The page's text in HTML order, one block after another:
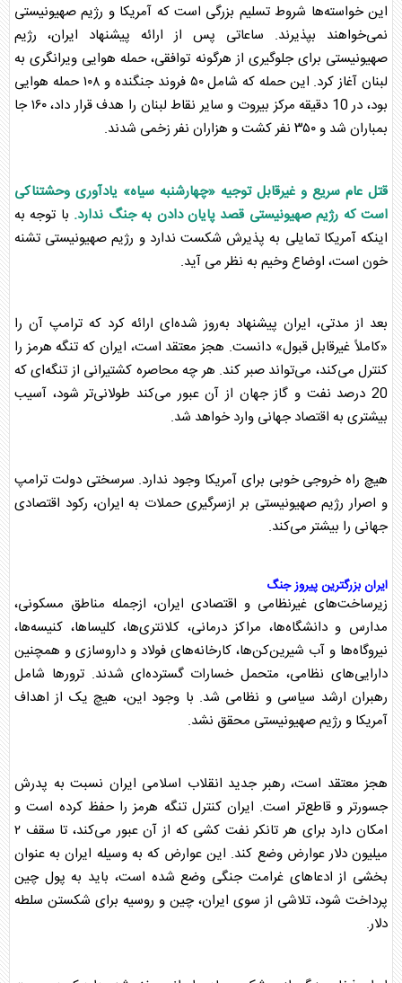
این خواسته‌ها شروط تسلیم بزرگی است که آمریکا و رژیم صهیونیستی
نمی‌خواهند بپذیرند. ساعاتی پس از ارائه پیشنهاد ایران، رژیم
صهیونیستی برای جلوگیری از هرگونه توافقی، حمله هوایی ویرانگری به
لبنان آغاز کرد. این حمله که شامل ۵۰ فروند جنگنده و ۱۰۸ حمله هوایی
بود، در 10 دقیقه مرکز بیروت و سایر نقاط لبنان را هدف قرار داد، ۱۶۰ جا
بمباران شد و ۳۵۰ نفر کشت و هزاران نفر زخمی شدند.
قتل عام سریع و غیرقابل توجیه «چهارشنبه سیاه» یادآوری وحشتناکی
است که رژیم صهیونیستی قصد پایان دادن به جنگ ندارد. با توجه به
اینکه آمریکا تمایلی به پذیرش شکست ندارد و رژیم صهیونیستی تشنه
خون است، اوضاع وخیم به نظر می آید.
بعد از مدتی، ایران پیشنهاد به‌روز شده‌ای ارائه کرد که ترامپ آن را
«کاملاً غیرقابل قبول» دانست. هجز معتقد است، ایران که تنگه هرمزرا
کنترل می‌کند، می‌تواند صبر کند. هر چه محاصره کشتیرانی از تنگه‌ای که
20 درصد نفت و گاز جهان از آن عبور می‌کند طولانی‌تر شود، آسیب
بیشتری به اقتصاد جهانی وارد خواهد شد.
هیچ راه خروجی خوبی برای آمریکا وجود ندارد. سرسختی دولت ترامپ
و اصرار رژیم صهیونیستی بر ازسرگیری حملات به ایران، رکود اقتصادی
جهانی را بیشتر می‌کند.
ایران بزرگترین پیروز جنگ
زیرساخت‌های غیرنظامی و اقتصادی ایران، ازجمله مناطق مسکونی،
مدارس و دانشگاه‌ها، مراکز درمانی، کلانتری‌ها، کلیساها، کنیسه‌ها،
نیروگاه‌ها و آب شیرین‌کن‌ها، کارخانه‌های فولاد و داروسازی و همچنین
دارایی‌های نظامی، متحمل خسارات گسترده‌ای شدند. ترورها شامل
رهبران ارشد سیاسی و نظامی شد. با وجود این، هیچ یک از اهداف
آمریکا و رژیم صهیونیستی محقق نشد.
هجز معتقد است، رهبر جدید انقلاب اسلامی ایران نسبت به پدرش
جسورتر و قاطع‌تر است. ایران کنترلتنگه هرمزرا حفظ کرده است و
امکان دارد برای هر تانکر نفت کشی که از آن عبور می‌کند، تا سقف ۲
میلیون دلار عوارض وضع کند. این عوارض که به وسیله ایران به عنوان
بخشی از ادعاهایغرامت جنگی وضع شده است، باید به پول چین
پرداخت شود، تلاشی از سوی ایران، چین و روسیه برای شکستن سلطه
دلار.